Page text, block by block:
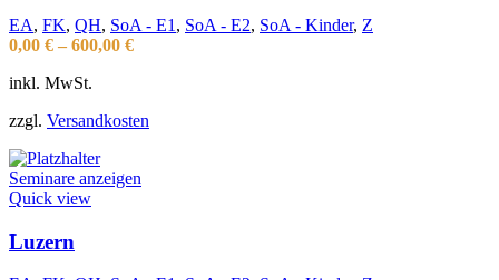
EA, FK, QH, SoA - E1 , SoA - E2, SoA - Kinder, Z
0,00 € – 600,00 €
inkl. MwSt.
zzgl. Versandkosten
Seminare anzeigen
Quick view
Luzern